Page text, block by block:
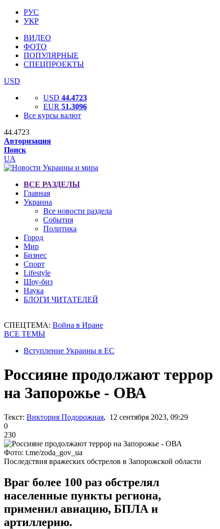
РУС
УКР
ВИДЕО
ФОТО
ПОПУЛЯРНЫЕ
СПЕЦПРОЕКТЫ
USD
USD 44.4723
EUR 51.3096
Все курсы валют
44.4723
Авторизация
Поиск
UA
ВСЕ РАЗДЕЛЫ
Главная
Украина
Все новости раздела
События
Политика
Город
Мир
Бизнес
Спорт
Lifestyle
Шоу-биз
Наука
БЛОГИ ЧИТАТЕЛЕЙ
СПЕЦТЕМА: Война в Иране
ВСЕ ТЕМЫ
Вступление Украины в ЕС
Россияне продолжают террор
на Запорожье - ОВА
Текст: Виктория Подорожная, 12 сентября 2023, 09:29
0
230
Фото: t.me/zoda_gov_ua
Последствия вражеских обстрелов в Запорожской области
Враг более 100 раз обстрелял
населенные пункты региона,
применил авиацию, БПЛА и
артиллерию.